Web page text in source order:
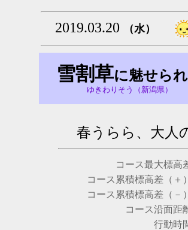
2019.03.20 （水）
雪割草に魅せら
ゆきわりそう（新潟県）
春うらら、大人
コース最大標高
コース累積標高差（＋
コース累積標高差（－
コース沿面距
行動時